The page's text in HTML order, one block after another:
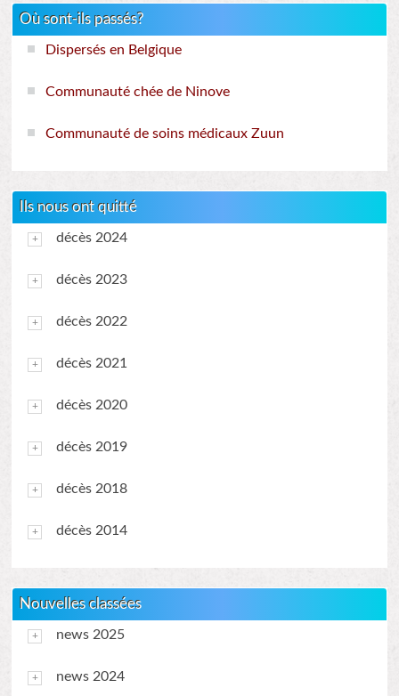
Où sont-ils passés?
Dispersés en Belgique
Communauté chée de Ninove
Communauté de soins médicaux Zuun
Ils nous ont quitté
décès 2024
décès 2023
décès 2022
décès 2021
décès 2020
décès 2019
décès 2018
décès 2014
Nouvelles classées
news 2025
news 2024